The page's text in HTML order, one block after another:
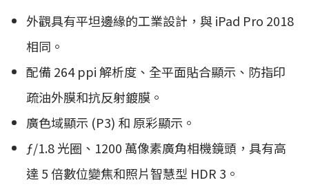
外觀具有平坦邊緣的工業設計，與 iPad Pro 2018
相同。
配備 264 ppi 解析度、全平面貼合顯示、防指印
疏油外膜和抗反射鍍膜。
廣色域顯示 (P3) 和 原彩顯示。
ƒ/1.8 光圈、1200 萬像素廣角相機鏡頭，具有高
達 5 倍數位變焦和照片智慧型 HDR 3。